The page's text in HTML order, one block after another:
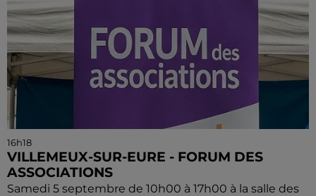
16h18
VILLEMEUX-SUR-EURE - FORUM DES
ASSOCIATIONS
Samedi 5 septembre de 10h00 à 17h00 à la salle des